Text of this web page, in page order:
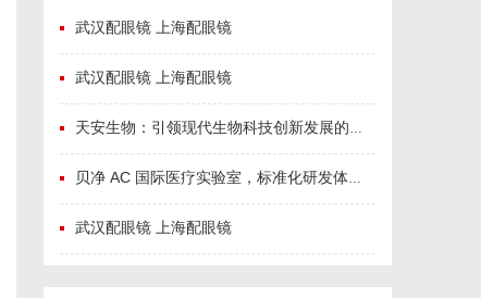
武汉配眼镜 上海配眼镜
武汉配眼镜 上海配眼镜
天安生物：引领现代生物科技创新发展的先锋企业
贝净 AC 国际医疗实验室，标准化研发体系全解析
武汉配眼镜 上海配眼镜